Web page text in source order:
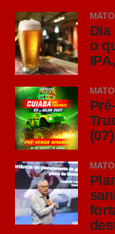
frutos do mar,
alimentos.
Leia Também:
ordem de
Hospital
A verdadeira
Reconhecida
amargor
por ser, à época,
o